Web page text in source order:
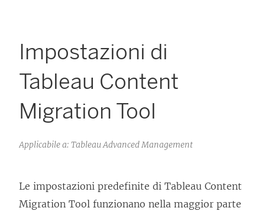
Impostazioni di
Tableau Content
Migration Tool
Applicabile a: Tableau Advanced Management
Le impostazioni predefinite di Tableau Content
Migration Tool funzionano nella maggior parte